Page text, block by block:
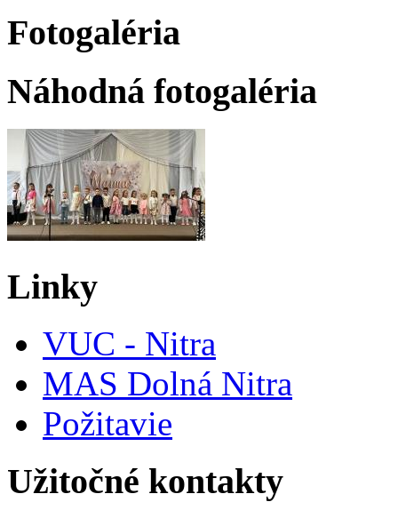
Fotogaléria
Náhodná fotogaléria
Linky
VUC - Nitra
MAS Dolná Nitra
Požitavie
Užitočné kontakty